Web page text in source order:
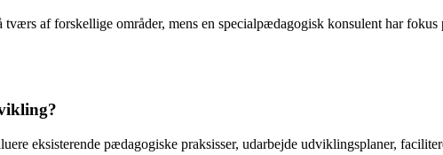
af forskellige områder, mens en specialpædagogisk konsulent har fokus
eksisterende pædagogiske praksisser, udarbejde udviklingsplaner,